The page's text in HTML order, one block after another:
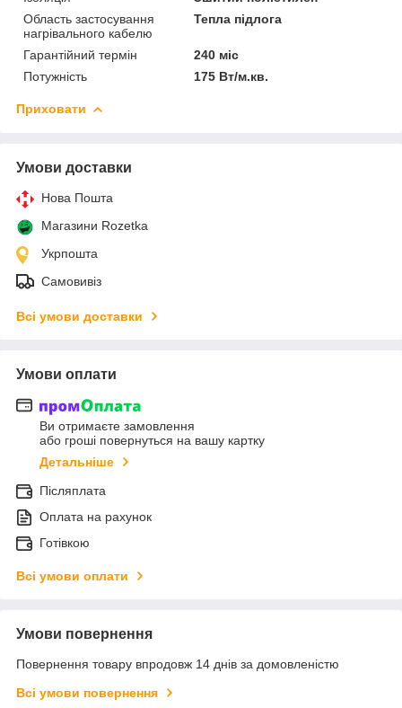
Область застосування
нагрівального кабелю
Тепла підлога
Гарантійний термін
240 міс
Потужність
175 Вт/м.кв.
Приховати
Умови доставки
Нова Пошта
Магазини Rozetka
Укрпошта
Самовивіз
Всі умови доставки
Умови оплати
Ви отримаєте замовлення
або гроші повернуться на вашу картку
Детальніше
Післяплата
Оплата на рахунок
Готівкою
Всі умови оплати
Умови повернення
Повернення товару впродовж 14 днів за домовленістю
Всі умови повернення